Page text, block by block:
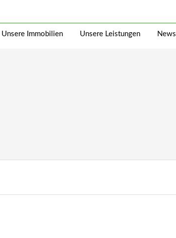
Unsere Immobilien Unsere Leistungen News